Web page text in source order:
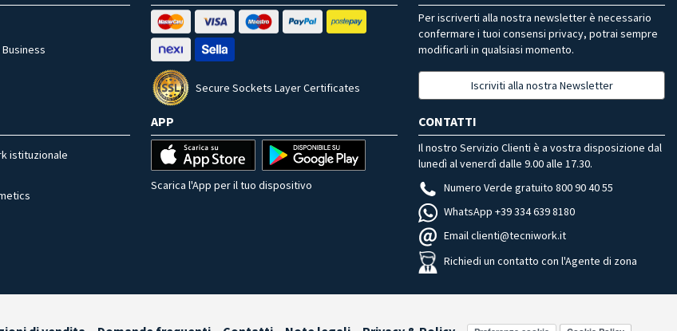
Secure Sockets Layer Certificates
Per iscriverti alla nostra newsletter è necessario
confermare i tuoi consensi privacy, potrai sempre
modificarli in qualsiasi momento.
Iscriviti alla nostra Newsletter
istituzionale
APP
Scarica l'App per il tuo dispositivo
CONTATTI
Il nostro Servizio Clienti è a vostra disposizione dal
lunedì al venerdì dalle 9.00 alle 17.30.
Numero Verde gratuito 800 90 40 55
WhatsApp +39 334 639 8180
Email clienti@tecniwork.it
Richiedi un contatto con l'Agente di zona